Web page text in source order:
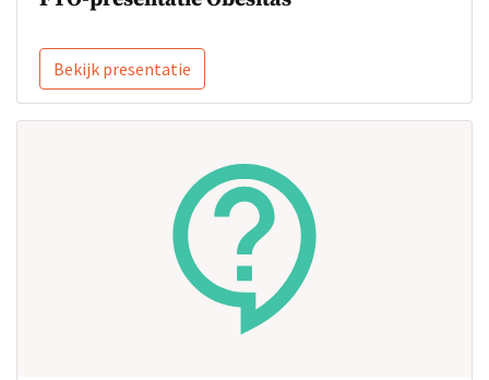
Bekijk presentatie